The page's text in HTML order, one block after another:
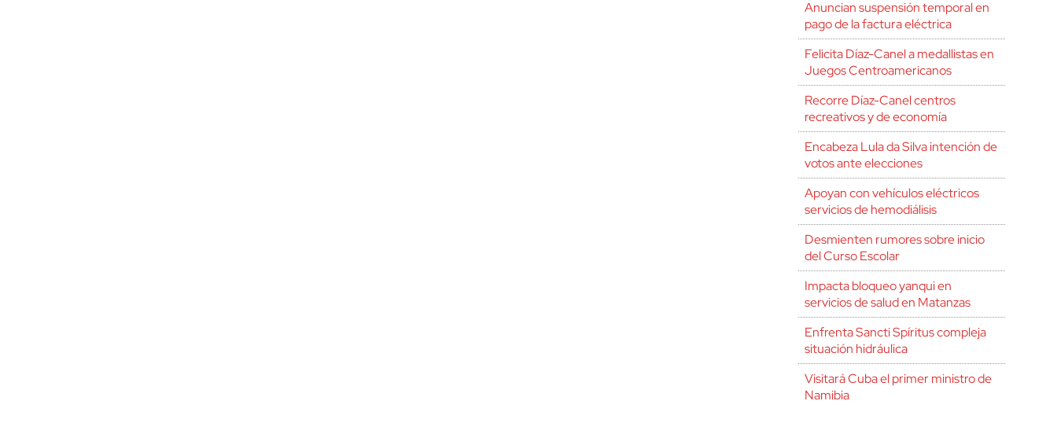
Anuncian suspensión temporal en
pago de la factura eléctrica
Felicita Díaz-Canel a medallistas en
Juegos Centroamericanos
Recorre Díaz-Canel centros
recreativos y de economía
Encabeza Lula da Silva intención de
votos ante elecciones
Apoyan con vehículos eléctricos
servicios de hemodiálisis
Desmienten rumores sobre inicio
del Curso Escolar
Impacta bloqueo yanqui en
servicios de salud en Matanzas
Enfrenta Sancti Spíritus compleja
situación hidráulica
Visitará Cuba el primer ministro de
Namibia